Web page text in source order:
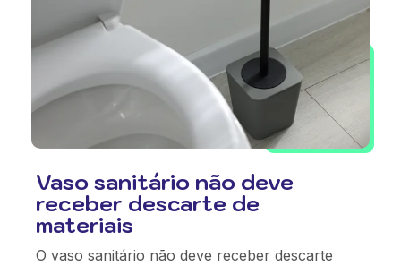
Vaso sanitário não deve
receber descarte de
materiais
O vaso sanitário não deve receber descarte